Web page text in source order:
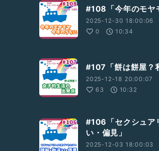
#108「今年のモヤ
2025-12-30 18:00:06
0
10:34
#107「餅は餅屋？
2025-12-18 20:00:07
63
10:32
#106「セクシュア
い・偏見」
2025-12-03 18:00:03